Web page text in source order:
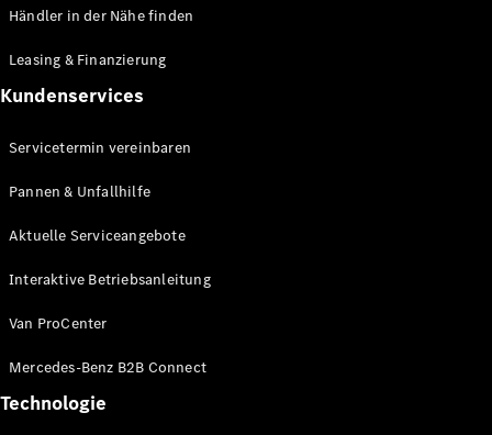
Händler in der Nähe finden
Leasing & Finanzierung
Kundenservices
Servicetermin vereinbaren
Pannen & Unfallhilfe
Aktuelle Serviceangebote
Interaktive Betriebsanleitung
Van ProCenter
Mercedes-Benz B2B Connect
Technologie